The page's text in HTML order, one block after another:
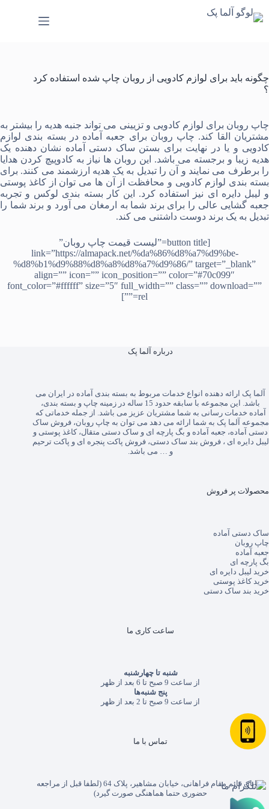
به
چگونه باید برای لوازم کادویی از روبان چاپ شده استفاده کرد
؟
چاپ روبان برای لوازم کادویی و تزیینی می تواند جنبه هدیه را بیشتر به
مشتریان القا کند. چاپ روبان برای جعبه آماده در بسته بندی لوازم
کادویی و یا در نهایت برای بستن ساک دستی آماده نشان دهنده یک
هدیه زیبا و برجسته می باشد. این روبان ها نیاز به کادوپیچ کردن هدایا
را برطرف می نمایند و آن را تبدیل به یک هدیه ارزشمند می کنند. برای
بسته بندی لوازم کادویی و محافظت از آن ها می توان ازکاغذ پوستی
و لیبل دایره ای نیز استفاده کرد. این کار بسته بندی لوکس و تجربه
جعبه گشایی عالی را برای برند شما به ارمغان می آورد و برند شما را
تبدیل به یک برند دوست داشتنی می کند.
[button title=”لیست قیمت چاپ روبان”
link=”https://almapack.net/%da%86%d8%a7%d9%be-
%d8%b1%d9%88%d8%a8%d8%a7%d9%86/” target=”_blank”
align=”” icon=”” icon_position=”” color=”#70c099″
font_color=”#ffffff” size=”5″ full_width=”” class=”” download=””
rel=””]
درباره آلما پک
آلما پک ارائه دهنده انواع خدمات مربوط به بسته بندی آماده در ایران می
باشد. این مجموعه با سابقه حدود 15 ساله در زمینه چاپ و بسته بندی،
آماده خدمات رسانی به شما مشتریان عزیز می باشد. از جمله خدماتی که
مجموعه آلما پک به شما ارائه می دهد می توان به چاپ روبان،فروش ساک
دستی آماده، جعبه آماده و بگ پارچه ای و ساک دستی متقال،کاغذ پوستی و
لیبل دایره ای ،فروش بند ساک دستی،فروش پاکت پنجره ای و پاکت ترحیم
و … می باشد.
محصولات پر فروش
ساک دستی آماده
چاپ روبان
جعبه آماده
بگ پارچه ای
خرید لیبل دایره ای
خرید کاغذ پوستی
خرید بند ساک دستی
ساعت کاری ما
شنبه تا چهارشنبه
از ساعت 9 صبح تا 6 بعد از ظهر
پنج شنبه‌ها
از ساعت 9 صبح تا 2 بعد از ظهر
تماس با ما
خیابان قائم مقام فراهانی، خیابان مشاهیر، پلاک 64 (لطفا قبل از مراجعه
حضوری حتما هماهنگی صورت گیرد)